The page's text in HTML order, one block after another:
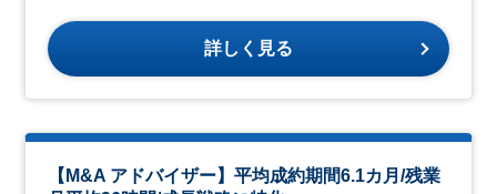
詳しく見る
【M&A アドバイザー】平均成約期間6.1カ月/残業